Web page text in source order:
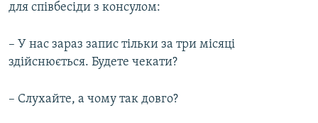
для співбесіди з консулом:
– У нас зараз запис тільки за три місяці
здійснюється. Будете чекати?
– Слухайте, а чому так довго?